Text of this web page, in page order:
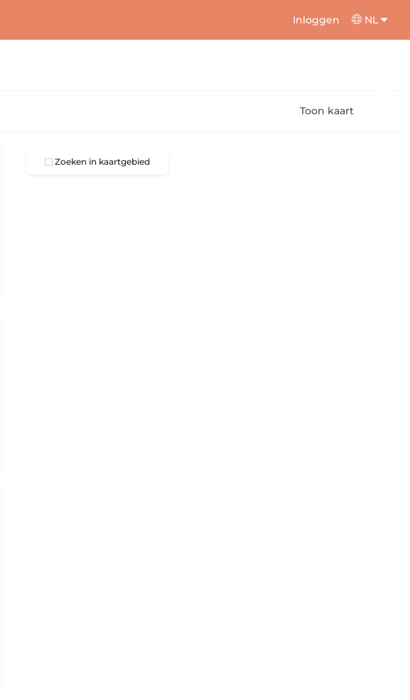
Inloggen NL
Toon kaart
Zoeken in kaartgebied